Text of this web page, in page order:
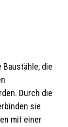
die
Durch die
sie
mit einer